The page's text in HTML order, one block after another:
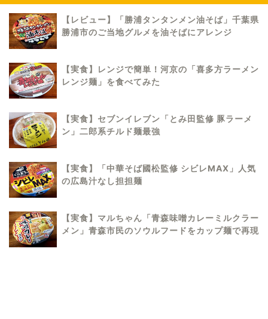
【レビュー】「勝浦タンタンメン油そば」千葉県
勝浦市のご当地グルメを油そばにアレンジ
【実食】レンジで簡単！河京の「喜多方ラーメン
レンジ麺」を食べてみた
【実食】セブンイレブン「とみ田監修 豚ラーメ
ン」二郎系チルド麺最強
【実食】「中華そば國松監修 シビレMAX」人気
の広島汁なし担担麺
【実食】マルちゃん「青森味噌カレーミルクラー
メン」青森市民のソウルフードをカップ麺で再現